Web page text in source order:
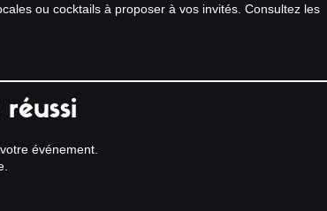
ou cocktails à proposer à vos invités. Consultez les
événement.